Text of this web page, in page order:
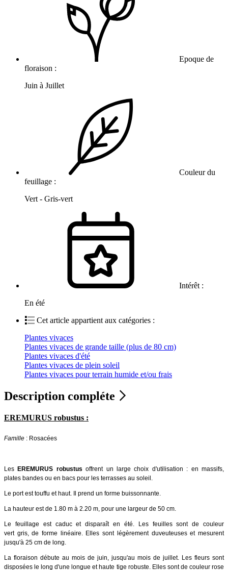
Epoque de
floraison :
Juin à Juillet
Couleur du
feuillage :
Vert - Gris-vert
Intérêt :
En été
Cet article appartient aux catégories :
Plantes vivaces
Plantes vivaces de grande taille (plus de 80 cm)
Plantes vivaces d'été
Plantes vivaces de plein soleil
Plantes vivaces pour terrain humide et/ou frais
Description compléte
EREMURUS robustus :
Famille : Rosacées
Les EREMURUS robustus offrent un large choix d'utilisation : en massifs,
plates bandes ou en bacs pour les terrasses au soleil.
Le port est touffu et haut. Il prend un forme buissonnante.
La hauteur est de 1.80 m à 2.20 m, pour une largeur de 50 cm.
Le feuillage est caduc et disparaît en été. Les feuilles sont de couleur
vert gris, de forme linéaire. Elles sont légèrement duveuteuses et mesurent
jusqu'à 25 cm de long.
La floraison débute au mois de juin, jusqu'au mois de juillet. Les fleurs sont
disposées le long d'une longue et haute tige robuste. Elles sont de couleur rose